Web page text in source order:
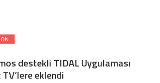
destekli TIDAL Uygulaması
eklendi